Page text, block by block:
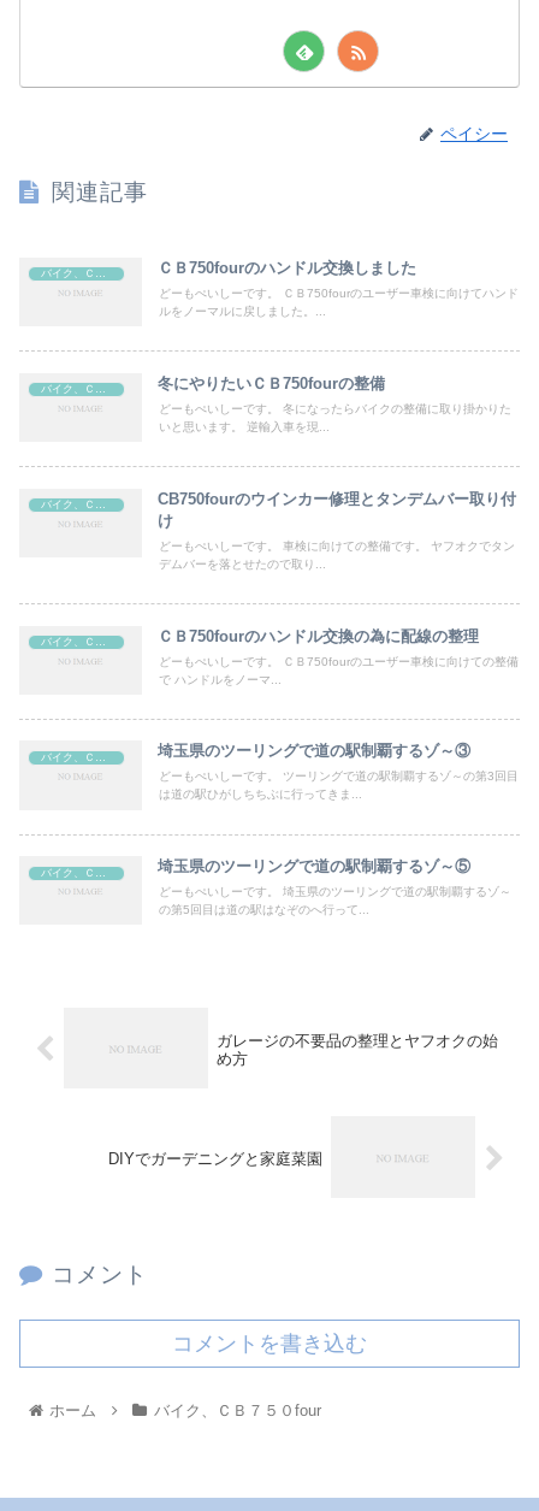
ペイシー
関連記事
バイク、ＣＢ７５０four ＣＢ750fourのハンドル交換しました
どーもぺいしーです。 ＣＢ750fourのユーザー車検に向けてハンド
ルをノーマルに戻しました。...
冬にやりたいＣＢ750fourの整備
どーもぺいしーです。 冬になったらバイクの整備に取り掛かりた
いと思います。 逆輸入車を現...
CB750fourのウインカー修理とタンデムバー取り付
け
どーもぺいしーです。 車検に向けての整備です。 ヤフオクでタン
デムバーを落とせたので取り...
ＣＢ750fourのハンドル交換の為に配線の整理
どーもぺいしーです。 ＣＢ750fourのユーザー車検に向けての整備
で ハンドルをノーマ...
埼玉県のツーリングで道の駅制覇するゾ～③
どーもぺいしーです。 ツーリングで道の駅制覇するゾ～の第3回目
は道の駅ひがしちちぶに行ってきま...
埼玉県のツーリングで道の駅制覇するゾ～⑤
どーもぺいしーです。 埼玉県のツーリングで道の駅制覇するゾ～
の第5回目は道の駅はなぞのへ行って...
ガレージの不要品の整理とヤフオクの始
め方
DIYでガーデニングと家庭菜園
コメント
コメントを書き込む
ホーム バイク、ＣＢ７５０four